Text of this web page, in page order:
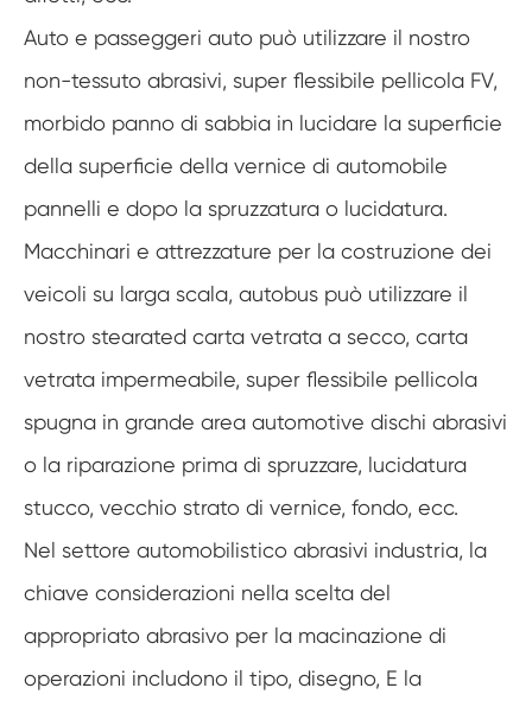
Auto e passeggeri auto può utilizzare il nostro
non-tessuto abrasivi, super flessibile pellicola FV,
morbido panno di sabbia in lucidare la superficie
della superficie della vernice di automobile
pannelli e dopo la spruzzatura o lucidatura.
Macchinari e attrezzature per la costruzione dei
veicoli su larga scala, autobus può utilizzare il
nostro stearated carta vetrata a secco, carta
vetrata impermeabile, super flessibile pellicola
spugna in grande area automotive dischi abrasivi
o la riparazione prima di spruzzare, lucidatura
stucco, vecchio strato di vernice, fondo, ecc.
Nel settore automobilistico abrasivi industria, la
chiave considerazioni nella scelta del
appropriato abrasivo per la macinazione di
operazioni includono il tipo, disegno, E la